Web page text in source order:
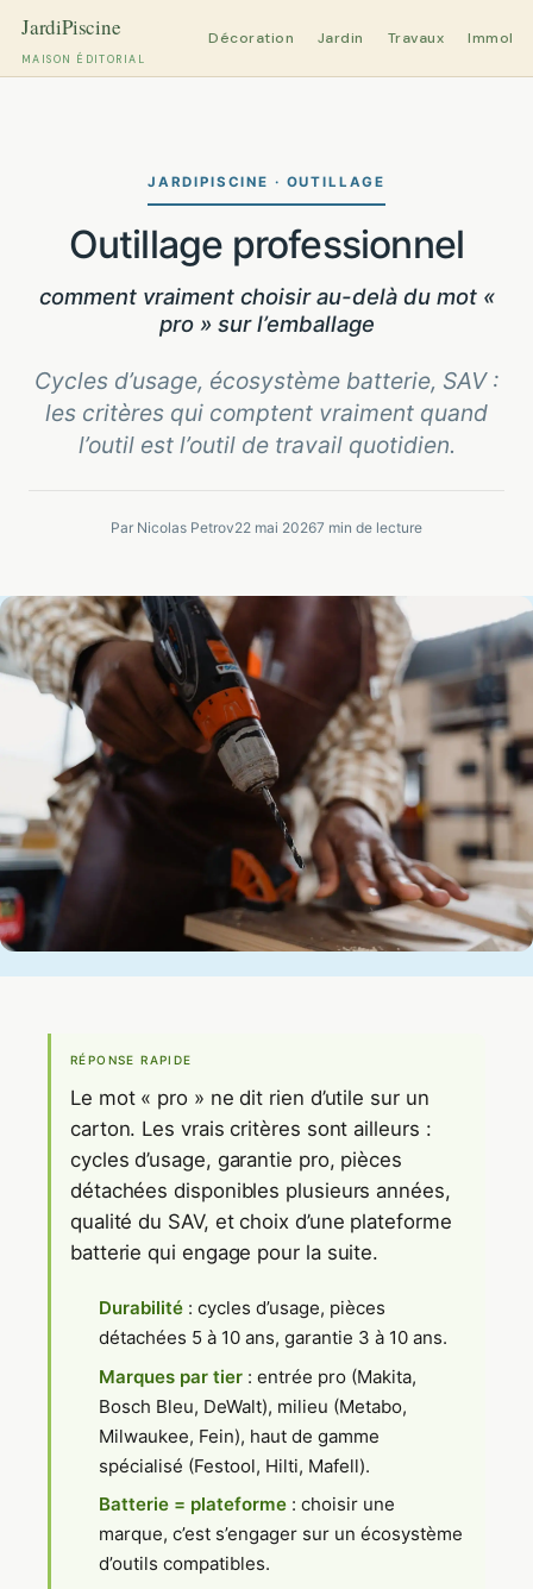
MAISON ÉDITORIAL
Décoration Jardin Travaux
JARDIPISCINE · OUTILLAGE
Outillage professionnel
comment vraiment choisir au-delà du mot «
pro » sur l’emballage
Cycles d’usage, écosystème batterie, SAV :
les critères qui comptent vraiment quand
l’outil est l’outil de travail quotidien.
Par Nicolas Petrov22 mai 20267 min de lecture
RÉPONSE RAPIDE
Le mot « pro » ne dit rien d’utile sur un
carton. Les vrais critères sont ailleurs :
cycles d’usage, garantie pro, pièces
détachées disponibles plusieurs années,
qualité du SAV, et choix d’une plateforme
batterie qui engage pour la suite.
Durabilité : cycles d’usage, pièces
détachées 5 à 10 ans, garantie 3 à 10 ans.
Marques par tier : entrée pro (Makita,
Bosch Bleu, DeWalt), milieu (Metabo,
Milwaukee, Fein), haut de gamme
spécialisé (Festool, Hilti, Mafell).
Batterie = plateforme : choisir une
marque, c’est s’engager sur un écosystème
d’outils compatibles.